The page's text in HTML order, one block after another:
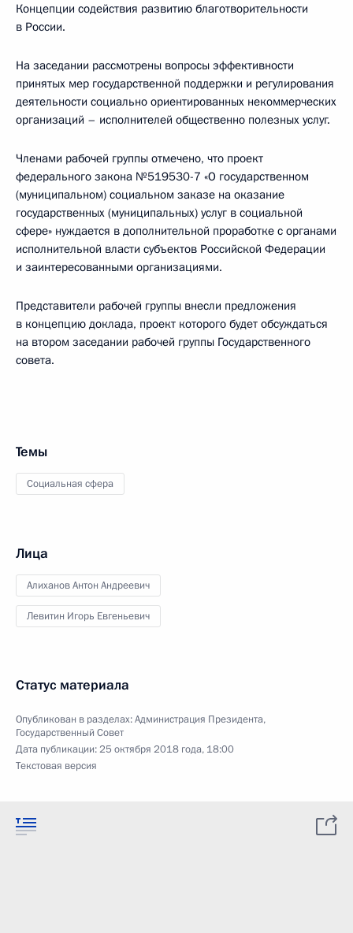
Концепции содействия развитию благотворительности
в России.
На заседании рассмотрены вопросы эффективности
принятых мер государственной поддержки и регулирования
деятельности социально ориентированных некоммерческих
организаций – исполнителей общественно полезных услуг.
Членами рабочей группы отмечено, что проект
федерального закона №519530-7 «О государственном
(муниципальном) социальном заказе на оказание
государственных (муниципальных) услуг в социальной
сфере» нуждается в дополнительной проработке с органами
исполнительной власти субъектов Российской Федерации
и заинтересованными организациями.
Представители рабочей группы внесли предложения
в концепцию доклада, проект которого будет обсуждаться
на втором заседании рабочей группы Государственного
совета.
Темы
Социальная сфера
Лица
Алиханов Антон Андреевич
Левитин Игорь Евгеньевич
Статус материала
Опубликован в разделах:Администрация Президента,
Государственный Совет
Дата публикации:25 октября 2018 года, 18:00
Текстовая версия